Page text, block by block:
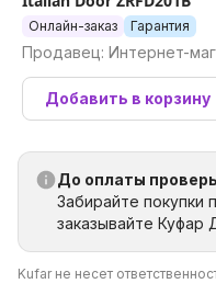
Онлайн-заказ Гарантия
Продавец: Интернет-
ин Newton.by
Добавить в корзину
До оплаты
Забирайте покупки
заказывайте Куфар
Kufar не несет